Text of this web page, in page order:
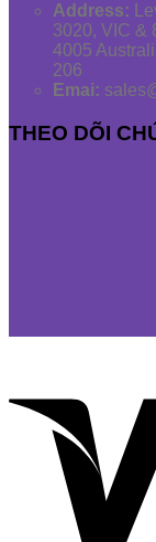
Address:
3020, VIC &
4005
206
Emai:
THEO DÕI